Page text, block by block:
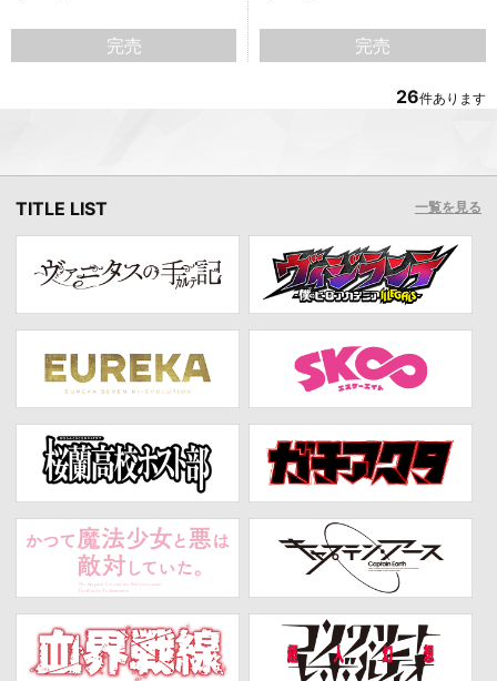
完売 完売
26件あります
TITLE LIST 一覧を見る